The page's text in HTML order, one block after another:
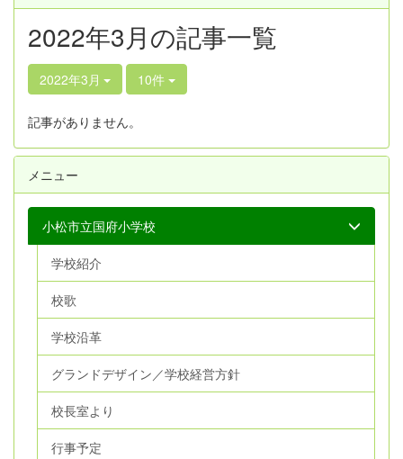
2022年3月の記事一覧
2022年3月 10件
記事がありません。
メニュー
小松市立国府小学校
学校紹介
校歌
学校沿革
グランドデザイン／学校経営方針
校長室より
行事予定